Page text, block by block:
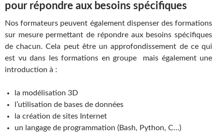
pour répondre aux besoins spécifiques
Nos formateurs peuvent également dispenser des formations
sur mesure permettant de répondre aux besoins spécifiques
de chacun. Cela peut être un approfondissement de ce qui
est vu dans les formations en groupe mais également une
introduction à :
la modélisation 3D
l’utilisation de bases de données
la création de sites Internet
un langage de programmation (Bash, Python, C…)